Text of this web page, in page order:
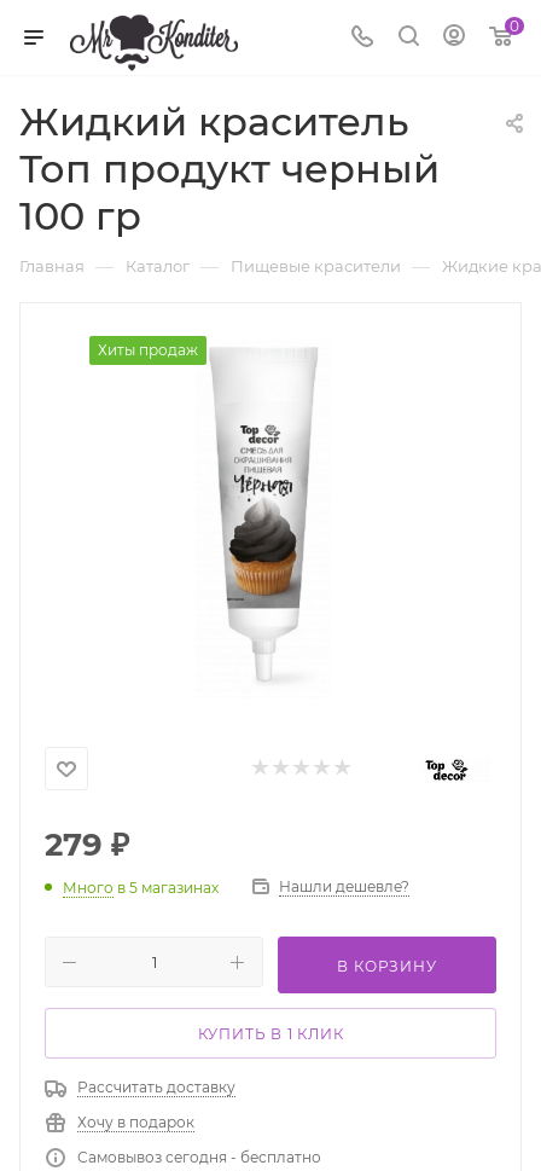
0
Жидкий краситель
Топ продукт черный
100 гр
Главная — Каталог — Пищевые красители — Жидкие
Хиты продаж
279 ₽
Много в 5 магазинах Нашли дешевле?
В КОРЗИНУ
КУПИТЬ В 1 КЛИК
Рассчитать доставку
Хочу в подарок
Самовывоз сегодня - бесплатно